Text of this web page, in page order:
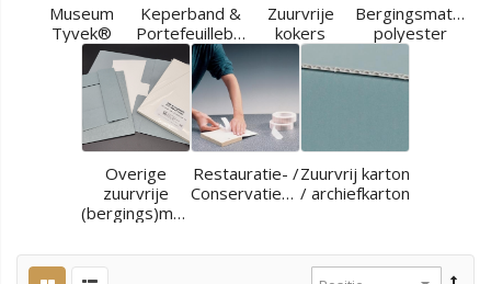
Museum
Tyvek®
Keperband &
Portefeuilleband
Zuurvrije
kokers
polyester
Overige
zuurvrije
(bergings)materialen
Restauratie- /
Conservatiematerialen
Zuurvrij karton
/ archiefkarton